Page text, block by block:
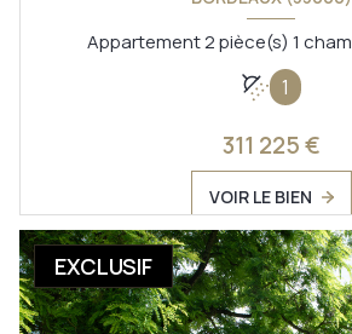
1
311 225 €
VOIR LE BIEN
EXCLUSIF